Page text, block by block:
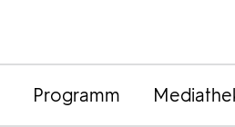
Programm